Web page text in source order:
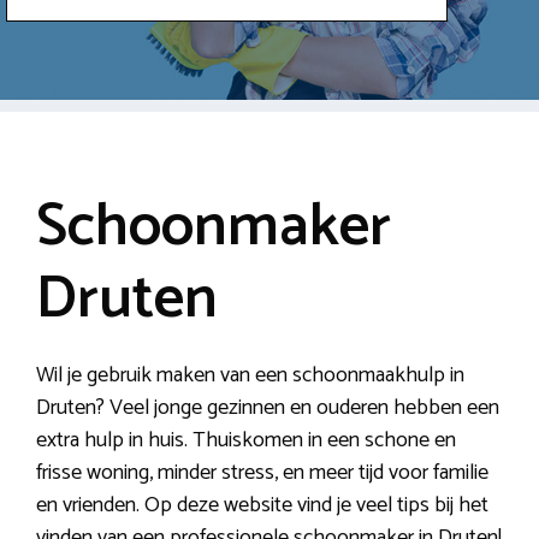
Schoonmaker
Druten
Wil je gebruik maken van een schoonmaakhulp in
Druten? Veel jonge gezinnen en ouderen hebben een
extra hulp in huis. Thuiskomen in een schone en
frisse woning, minder stress, en meer tijd voor familie
en vrienden. Op deze website vind je veel tips bij het